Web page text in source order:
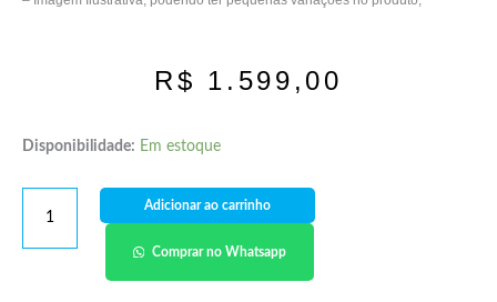
R$ 1.599,00
Disponibilidade: Em estoque
Adicionar ao carrinho
Comprar no Whatsapp